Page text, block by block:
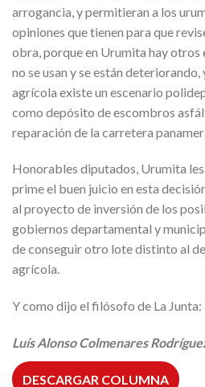
arrogancia, y permitieran a los
opiniones que tienen para que
obra, porque en Urumita hay
no se usan y se están
agrícola existe un escenario
como depósito de escombros
reparación de la carretera
Honorables diputados, Urumita
prime el buen juicio en esta
al proyecto de inversión de los
gobiernos departamental y
de conseguir otro lote distinto al
agrícola.
Y como dijo el filósofo de La Junta:
Luís Alonso Colmenares
DESCARGAR COLUMNA